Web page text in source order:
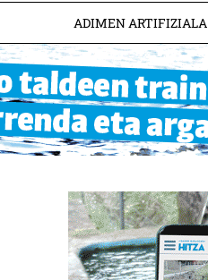
ADIMEN ARTIFIZIALA